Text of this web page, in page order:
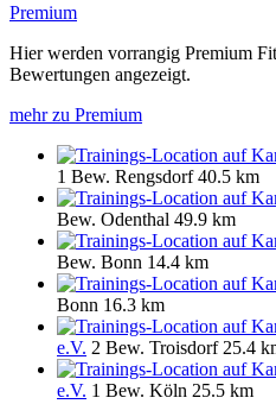
Premium
Hier werden vorrangig Premium
Bewertungen angezeigt.
mehr zu Premium
1 Bew. Rengsdorf 40.5 km
Bew. Odenthal 49.9 km
Bew. Bonn 14.4 km
Bonn 16.3 km
e.V. 2 Bew. Troisdorf 25.4
e.V. 1 Bew. Köln 25.5 km